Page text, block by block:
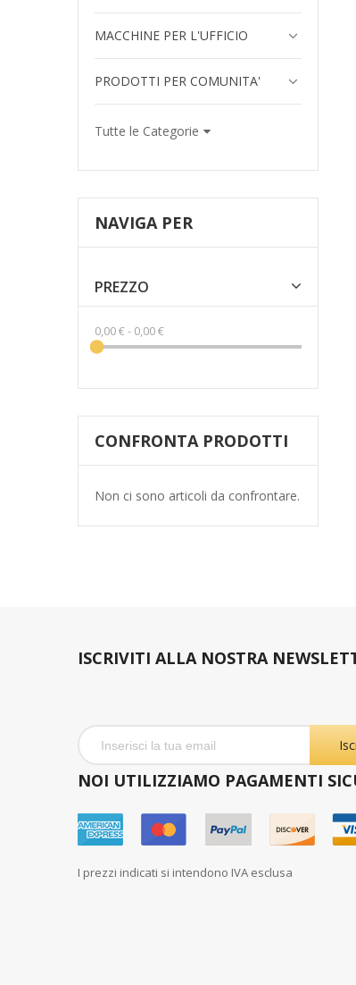
MACCHINE PER L'UFFICIO
PRODOTTI PER COMUNITA'
Tutte le Categorie
NAVIGA PER
PREZZO
0,00 €- 0,00 €
CONFRONTA PRODOTTI
Non ci sono articoli da confrontare.
ISCRIVITI ALLA NOSTRA
NOI UTILIZZIAMO PAGAMENTI
I prezzi indicati si intendono IVA esclusa